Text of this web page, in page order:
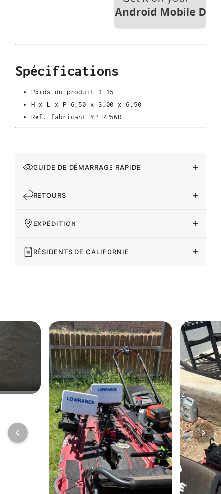
Spécifications
Poids du produit 1.15
H x L x P 6,50 x 3,00 x 6,50
Réf. fabricant YP-RP5WR
GUIDE DE DÉMARRAGE RAPIDE
RETOURS
EXPÉDITION
RÉSIDENTS DE CALIFORNIE